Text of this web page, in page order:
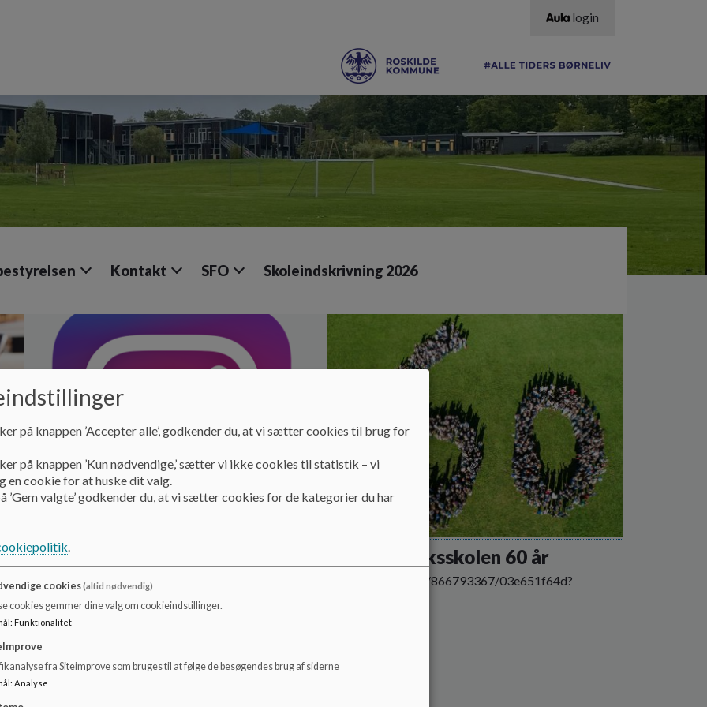
login
Kontakt SFO Skoleindskrivning 2026
Følg os på Instagram
Følg os på
Læs mere
Klostermarksskolen 60 år
https://vimeo.com/866793367/03e651f64d?
på knappen ’Accepter alle’, godkender du, at vi sætter cookies til brug for
på knappen ’Kun nødvendige,’ sætter vi ikke cookies til statistik – vi
en cookie for at huske dit valg.
’Gem valgte’ godkender du, at vi sætter cookies for de kategorier du har
.
cookies(altid nødvendig)
cookies gemmer dine valg om cookieindstillinger.
: Funktionalitet
fra Siteimprove som bruges til at følge de besøgendes brug af siderne
: Analyse